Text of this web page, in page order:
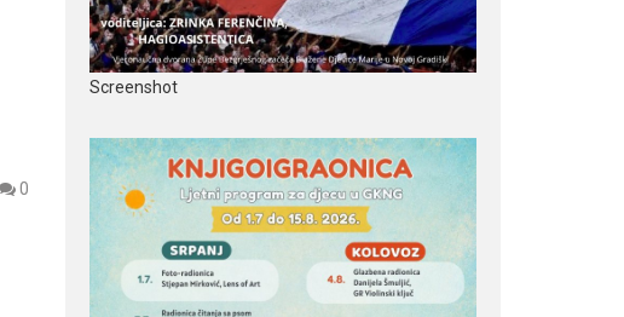
0
Screenshot